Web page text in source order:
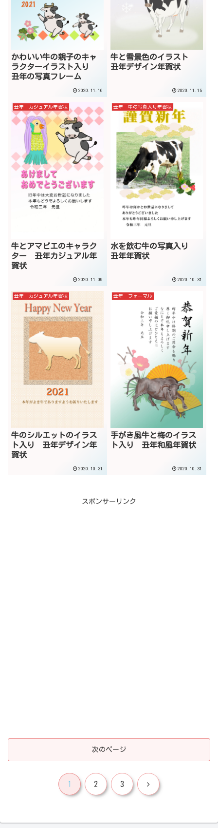
かわいい牛の親子のキャ
ラクターイラスト入り
丑年の写真フレーム
2020.11.16
牛と雪景色のイラスト
丑年デザイン年賀状
2020.11.15
丑年 カジュアル年賀状
牛とアマビエのキャラク
ター 丑年カジュアル年
賀状
2020.11.09
丑年 牛の写真入り年賀状
水を飲む牛の写真入り
丑年年賀状
2020.10.31
丑年 カジュアル年賀状
牛のシルエットのイラス
ト入り 丑年デザイン年
賀状
2020.10.31
丑年 フォーマル
手がき風牛と梅のイラス
ト入り 丑年和風年賀状
2020.10.31
スポンサーリンク
次のページ
1 2 3 次